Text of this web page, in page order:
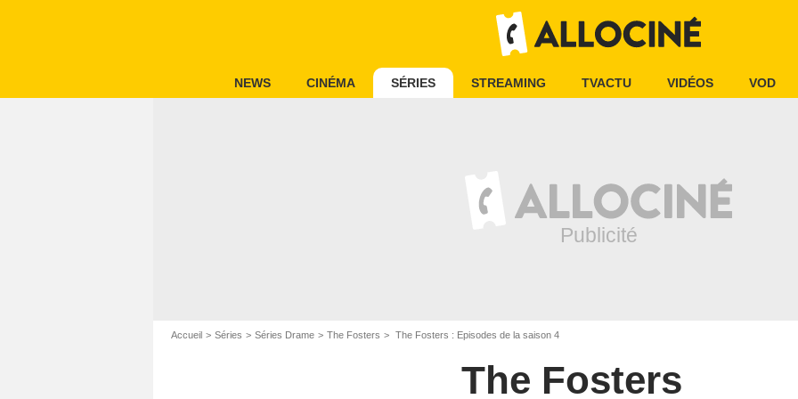
NEWS CINÉMA SÉRIES STREAMING TVACTU VIDÉOS VOD
Accueil Séries Séries Drame The Fosters The Fosters : Episodes de la saison 4
The Fosters